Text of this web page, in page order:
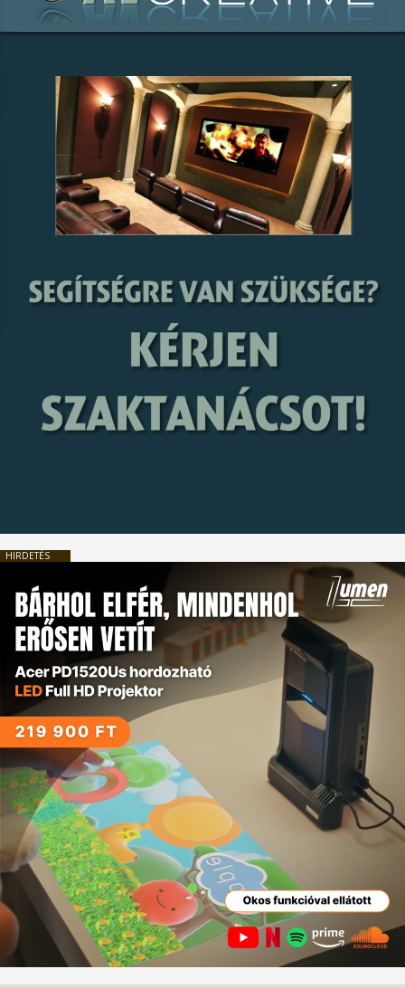
HIRDETÉS